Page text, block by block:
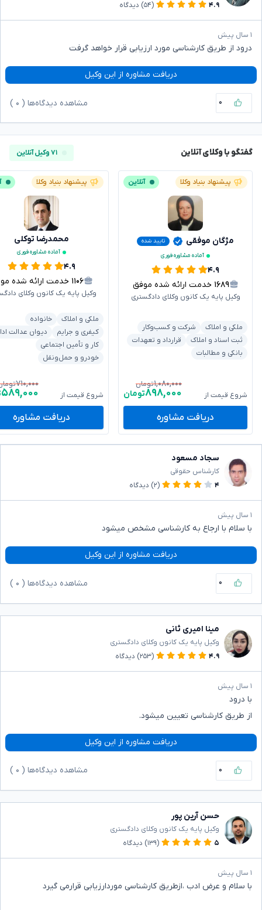
۴.۹
(۵۴) دیدگاه
۱ سال پیش
درود از طریق کارشناسی مورد ارزیابی قرار خواهد گرفت
دریافت مشاوره از این وکیل
۰ مشاهده دیدگاه‌ها ( ۰
گفتگو با وکلای آنلاین ۷۱ وکیل آنلاین
پیشنهاد بنیاد وکلا آنلاین
مژگان موفقی
تایید شده
آماده مشاوره فوری
۴.۹
۱۶۸۹ خدمت ارائه شده موفق
وکیل پایه یک کانون وکلای دادگستری
ملکی و املاک
شرکت و کسب‌وکار
ثبت اسناد و املاک
قرارداد و تعهدات
بانکی و مطالبات
شروع قیمت از
۱,۰۸۰,۰۰۰تومان
۸۹۸,۰۰۰تومان
دریافت مشاوره
پیشنهاد بنیاد وکلا
محمدرضا توکلی
آماده مشاوره فوری
۴.۹
۱۱۰۶ خدمت ارائه شده موفق
وکیل پایه یک کانون وکلای
ملکی و املاک
خانواده
کیفری و جرایم
دیوان عدالت
کار و تأمین اجتماعی
خودرو و حمل‌ونقل
شروع قیمت از
۷۱۰,۰۰۰
۵۸۹,۰۰۰
دریافت مشاوره
سجاد مسعود
کارشناس حقوقی
۴
(۲) دیدگاه
۱ سال پیش
با سلام با ارجاع به کارشناسی مشخص میشود
دریافت مشاوره از این وکیل
۰ مشاهده دیدگاه‌ها ( ۰
مینا امیری ثانی
وکیل پایه یک کانون وکلای دادگستری
۴.۹
(۲۵۳) دیدگاه
۱ سال پیش
با درود
از طریق کارشناسی تعیین میشود.
دریافت مشاوره از این وکیل
۰ مشاهده دیدگاه‌ها ( ۰
حسن آرین پور
وکیل پایه یک کانون وکلای دادگستری
۵
(۱۳۹) دیدگاه
۱ سال پیش
با سلام و عرض ادب ،ازطریق کارشناسی موردارزیابی قرارمی گیرد